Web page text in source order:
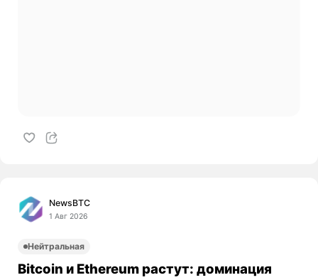
NewsBTC
1 Авг 2026
Нейтральная
Bitcoin и Ethereum растут: доминация